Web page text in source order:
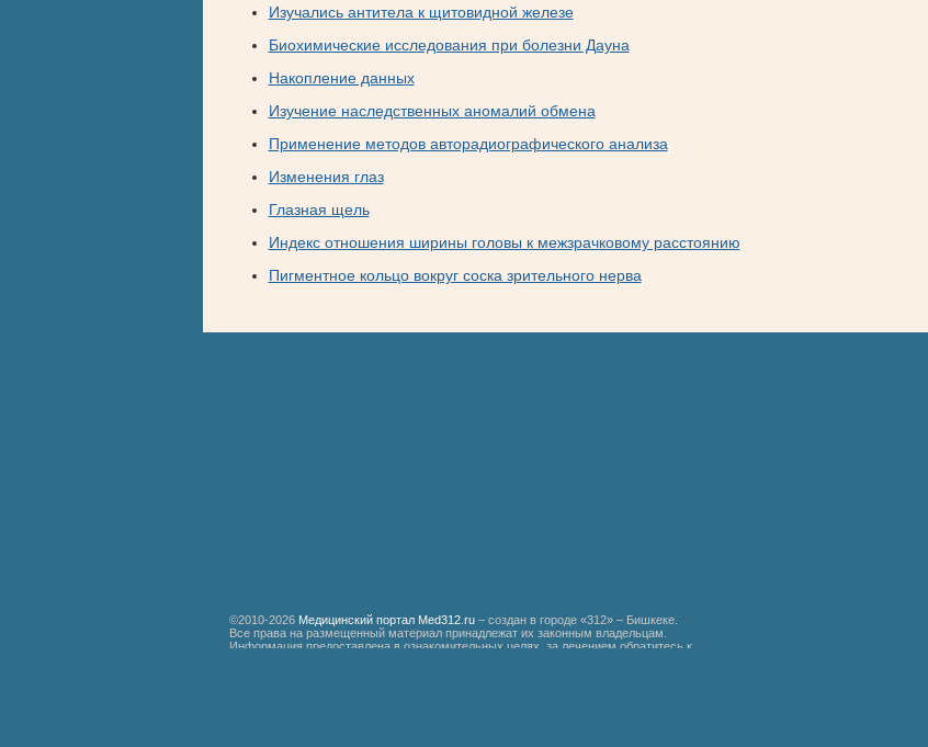
Изучались антитела к щитовидной железе
Биохимические исследования при болезни Дауна
Накопление данных
Изучение наследственных аномалий обмена
Применение методов авторадиографического анализа
Изменения глаз
Глазная щель
Индекс отношения ширины головы к межзрачковому расстоянию
Пигментное кольцо вокруг соска зрительного нерва
©2010-2026 Медицинский портал Med312.ru – создан в городе «312» – Бишкеке.
Все права на размещенный материал принадлежат их законным владельцам.
Информация предоставлена в ознакомительных целях, за лечением обратитесь к